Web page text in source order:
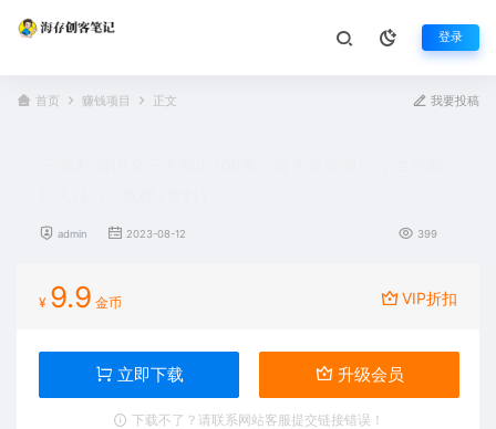
登录
首页 赚钱项目 正文 我要投稿
admin 2023-08-12 399
¥ 9.9 金币 VIP折扣
立即下载 升级会员
下载不了？请联系网站客服提交链接错误！